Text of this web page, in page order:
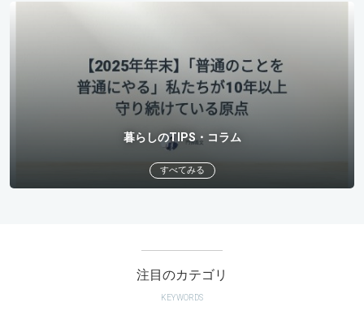
暮らしのTIPS・コラム
すべてみる
注目のカテゴリ
KEYWORDS